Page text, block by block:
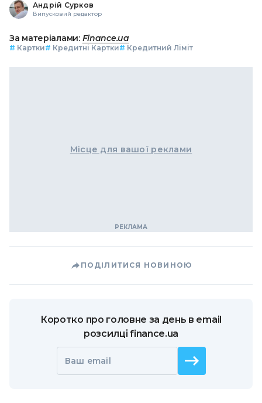
Андрій Сурков
Випусковий редактор
За матеріалами: Finance.ua
# Картки# Кредитні Картки# Кредитний Ліміт
Місце для вашої реклами
ПОДІЛИТИСЯ НОВИНОЮ
Коротко про головне за день в email
розсилці finance.ua
Ваш email